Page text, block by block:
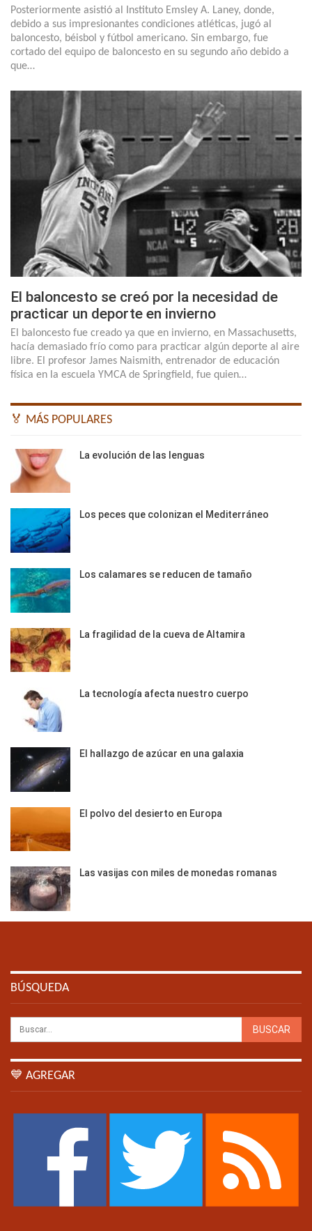
Posteriormente asistió al Instituto Emsley A. Laney, donde,
debido a sus impresionantes condiciones atléticas, jugó al
baloncesto, béisbol y fútbol americano. Sin embargo, fue
cortado del equipo de baloncesto en su segundo año debido a
que…
El baloncesto se creó por la necesidad de
practicar un deporte en invierno
El baloncesto fue creado ya que en invierno, en Massachusetts,
hacía demasiado frío como para practicar algún deporte al aire
libre. El profesor James Naismith, entrenador de educación
física en la escuela YMCA de Springfield, fue quien…
🏅 MÁS POPULARES
La evolución de las lenguas
Los peces que colonizan el Mediterráneo
Los calamares se reducen de tamaño
La fragilidad de la cueva de Altamira
La tecnología afecta nuestro cuerpo
El hallazgo de azúcar en una galaxia
El polvo del desierto en Europa
Las vasijas con miles de monedas romanas
BÚSQUEDA
💙 AGREGAR